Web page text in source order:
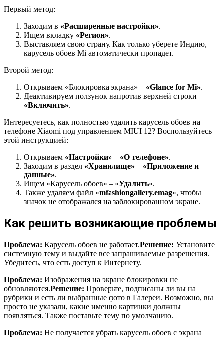
Первый метод:
Заходим в «Расширенные настройки».
Ищем вкладку «Регион».
Выставляем свою страну. Как только уберете Индию,
карусель обоев Mi автоматически пропадет.
Второй метод:
Открываем «Блокировка экрана» – «Glance for Mi».
Деактивируем ползунок напротив верхней строки
«Включить».
Интересуетесь, как полностью удалить карусель обоев на
телефоне Xiaomi под управлением MIUI 12? Воспользуйтесь
этой инструкцией:
Открываем «Настройки» – «О телефоне».
Заходим в раздел «Хранилище» – «Приложение и
данные».
Ищем «Карусель обоев» – «Удалить».
Также удаляем файл «mfashiongallery.emag», чтобы
значок не отображался на заблокированном экране.
Как решить возникающие проблемы
Проблема: Карусель обоев не работает.Решение: Установите
системную тему и выдайте все запрашиваемые разрешения.
Убедитесь, что есть доступ к Интернету.
Проблема: Изображения на экране блокировки не
обновляются.Решение: Проверьте, подписаны ли вы на
рубрики и есть ли выбранные фото в Галереи. Возможно, вы
просто не указали, какие именно картинки должны
появляться. Также поставьте тему по умолчанию.
Проблема: Не получается убрать карусель обоев с экрана